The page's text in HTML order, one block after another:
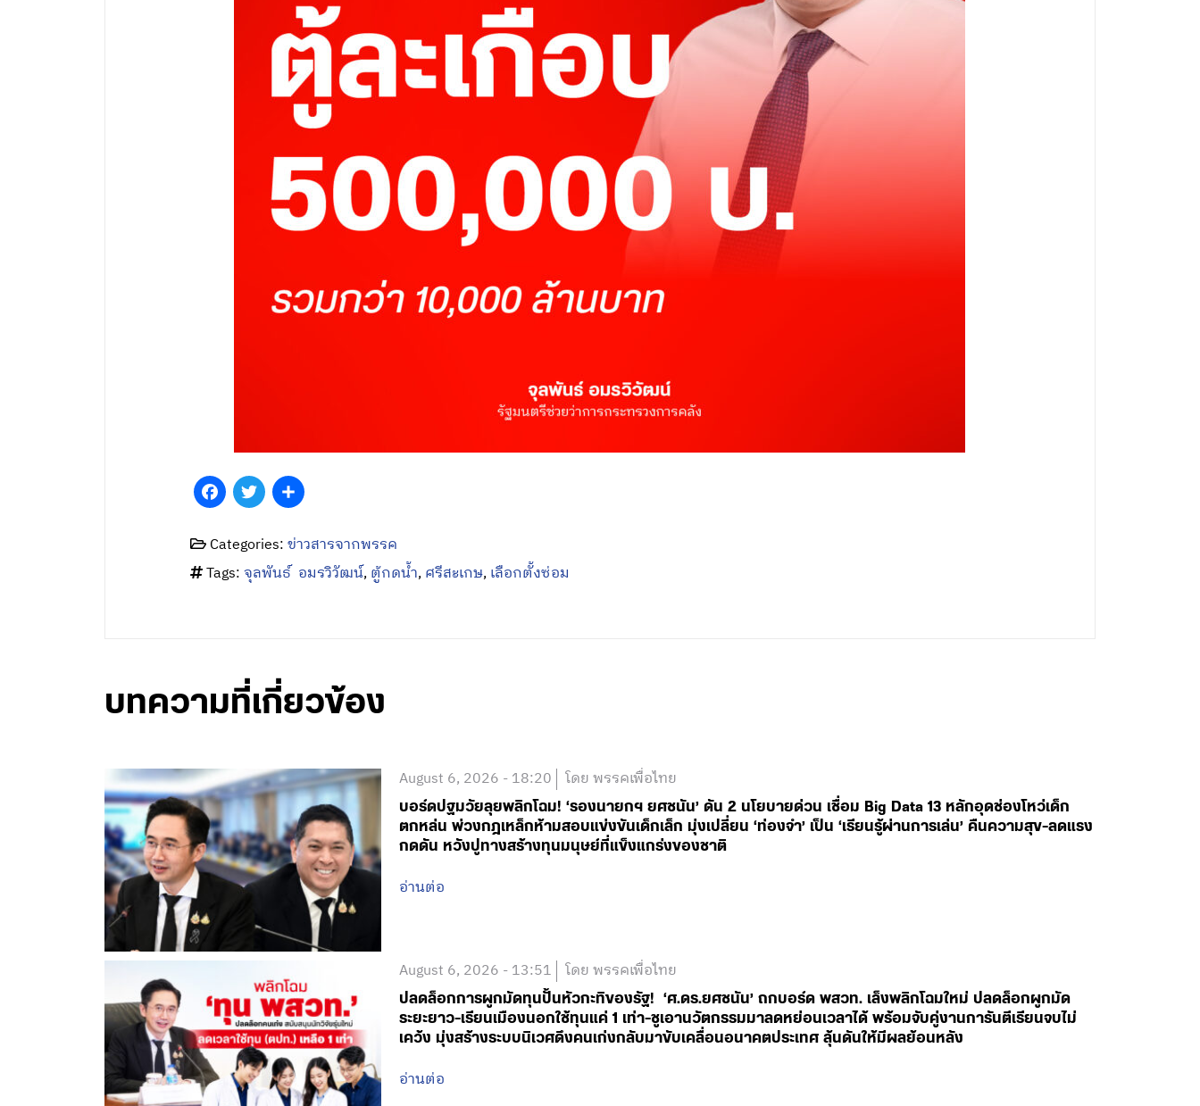
Facebook
TwitterShare
Categories:ข่าวสารจากพรรค
Tags:จุลพันธ์ อมรวิวัฒน์,ตู้กดน้ำ,ศรีสะเกษ,เลือกตั้งซ่อม
บทความที่เกี่ยวข้อง
August 6, 2026 - 18:20 โดย พรรคเพื่อไทย
บอร์ดปฐมวัยลุยพลิกโฉม! ‘รองนายกฯ ยศชนัน’ ดัน 2 นโยบายด่วน เชื่อม Big Data 13 หลักอุดช่องโหว่เด็ก
ตกหล่น พ่วงกฎเหล็กห้ามสอบแข่งขันเด็กเล็ก มุ่งเปลี่ยน ‘ท่องจำ’ เป็น ‘เรียนรู้ผ่านการเล่น’ คืนความสุข-ลดแรง
กดดัน หวังปูทางสร้างทุนมนุษย์ที่แข็งแกร่งของชาติ
อ่านต่อ
August 6, 2026 - 13:51 โดย พรรคเพื่อไทย
ปลดล็อกการผูกมัดทุนปั้นหัวกะทิของรัฐ! ‘ศ.ดร.ยศชนัน’ ถกบอร์ด พสวท. เล็งพลิกโฉมใหม่ ปลดล็อกผูกมัด
ระยะยาว-เรียนเมืองนอกใช้ทุนแค่ 1 เท่า-ชูเอานวัตกรรมมาลดหย่อนเวลาได้ พร้อมจับคู่งานการันตีเรียนจบไม่
เคว้ง มุ่งสร้างระบบนิเวศดึงคนเก่งกลับมาขับเคลื่อนอนาคตประเทศ ลุ้นดันให้มีผลย้อนหลัง
อ่านต่อ